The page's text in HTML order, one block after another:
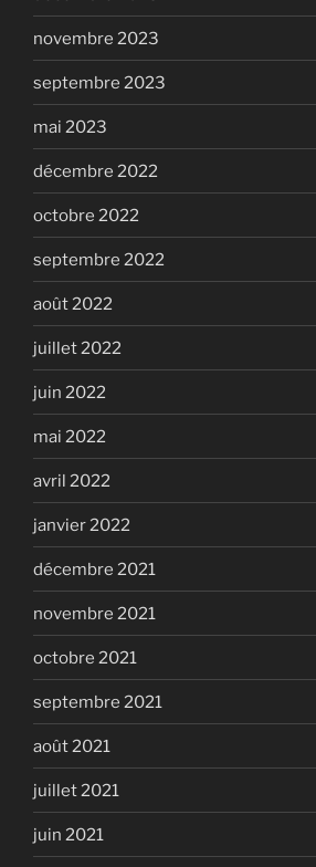
novembre 2023
septembre 2023
mai 2023
décembre 2022
octobre 2022
septembre 2022
août 2022
juillet 2022
juin 2022
mai 2022
avril 2022
janvier 2022
décembre 2021
novembre 2021
octobre 2021
septembre 2021
août 2021
juillet 2021
juin 2021